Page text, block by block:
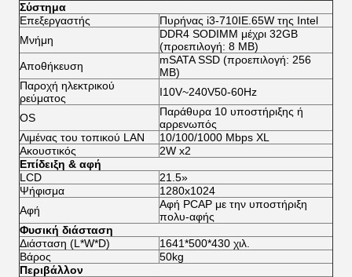
Σύστημα
Επεξεργαστής
Πυρήνας i3-710IE.65W της Intel
Μνήμη
DDR4 SODIMM μέχρι 32GB
(προεπιλογή: 8 ΜΒ)
Αποθήκευση
mSATA SSD (προεπιλογή: 256
ΜΒ)
Παροχή ηλεκτρικού
ρεύματος
I10V~240V50-60Hz
OS
Παράθυρα 10 υποστήριξης ή
αρρενωπός
Λιμένας του τοπικού LAN
10/100/1000 Mbps XL
Ακουστικός
2W x2
Επίδειξη & αφή
LCD
21.5»
Ψήφισμα
1280x1024
Αφή
Αφή PCAP με την υποστήριξη
πολυ-αφής
Φυσική διάσταση
Διάσταση (L*W*D)
1641*500*430 χιλ.
Βάρος
50kg
Περιβάλλον